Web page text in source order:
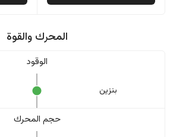
المحرك والقوة
الوقود
بنزين
حجم المحرك